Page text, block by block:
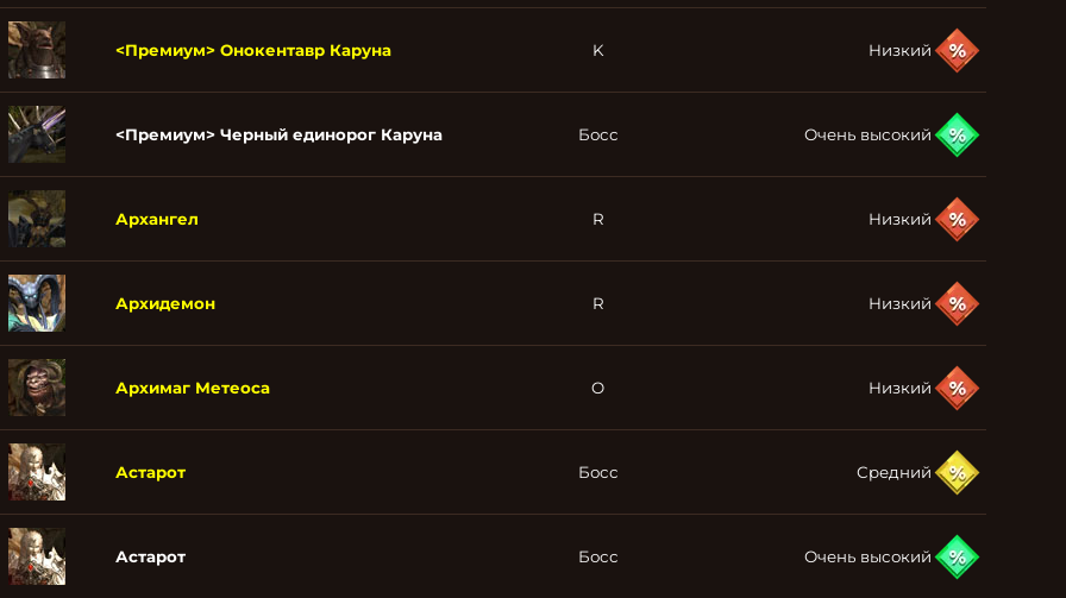
<Премиум> Онокентавр Каруна K Низкий
<Премиум> Черный единорог Каруна Босс Очень высокий
Архангел R Низкий
Архидемон R Низкий
Архимаг Метеоса O Низкий
Астарот Босс Средний
Астарот Босс Очень высокий